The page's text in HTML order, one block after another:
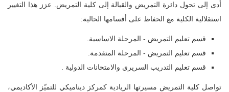
أدى إلى تحول دائرة التمريض والقبالة إلى كلية التمريض. عزز هذا التغيير
استقلالية الكلية مع الحفاظ على أقسامها الحالية:
قسم تعليم التمريض - المرحلة الاساسية.
قسم تعليم التمريض - المرحلة المتقدمة.
قسم تعليم التدريب السريري والامتحانات الدولية .
تواصل كلية التمريض مسيرتها الريادية كمركز ديناميكي للتميّز الأكاديمي،